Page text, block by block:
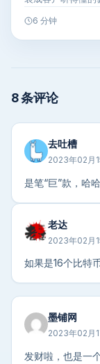
6 分钟
8 条评论
去吐槽
2023年02月
是笔“巨”款，哈
老达
2023年02月
如果是16个比特
墨铺网
2023年02月
发财啦，也是一